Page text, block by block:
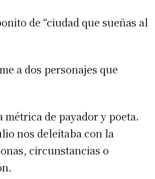
de “ciudad que sueñas al
a dos personajes que
de payador y poeta.
nos deleitaba con la
circunstancias o